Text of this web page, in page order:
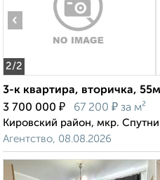
2/2
‹
3-к квартира, вторичка,
3 700 000 ₽ 67 200 ₽ за м²
Кировский район, мкр.
Агентство, 08.08.2026